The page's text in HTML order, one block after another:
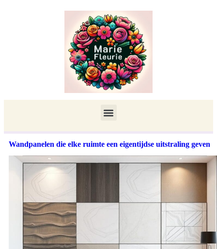
Wandpanelen die elke ruimte een eigentijdse uitstraling geven